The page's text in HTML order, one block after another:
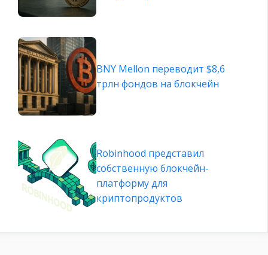
BNY Mellon переводит $8,6
трлн фондов на блокчейн
Robinhood представил
собственную блокчейн-
платформу для
криптопродуктов